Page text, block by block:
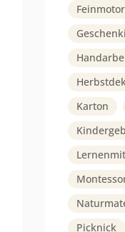
Karton
Picknick